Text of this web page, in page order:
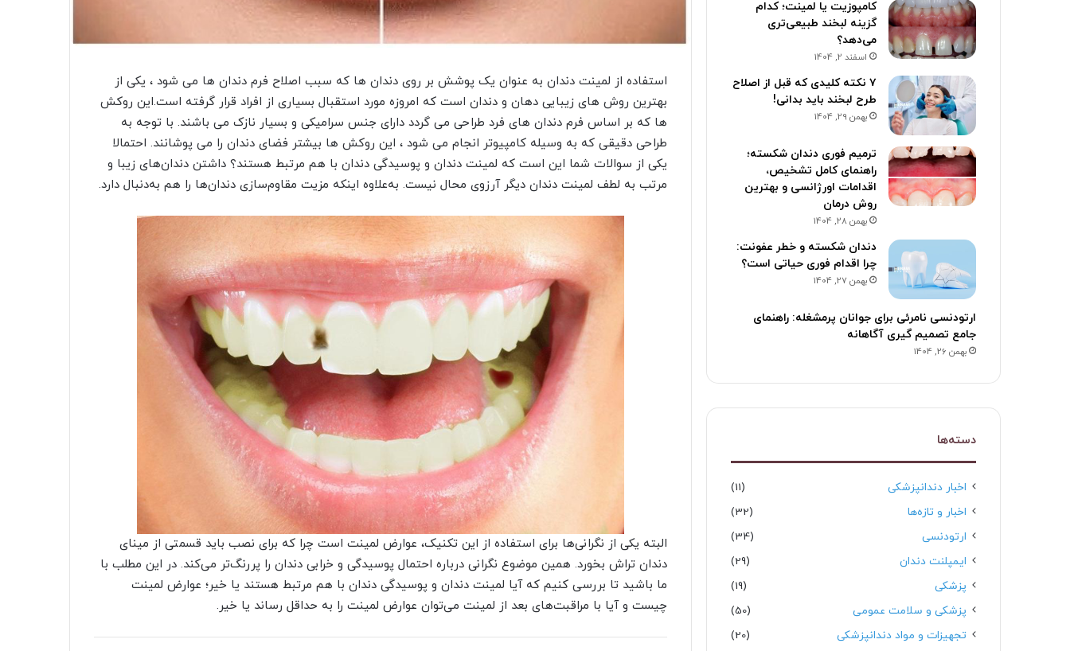
استفاده از لمینت دندان به عنوان یک پوشش بر روی دندان ها که سبب اصلاح فرم دندان ها می شود ، یکی از
بهترین روش های زیبایی دهان و دندان است که امروزه مورد استقبال بسیاری از افراد قرار گرفته است.این روکش
ها که بر اساس فرم دندان های فرد طراحی می گردد دارای جنس سرامیکی و بسیار نازک می باشند. با توجه به
طراحی دقیقی که به وسیله کامپیوتر انجام می شود ، این روکش ها بیشتر فضای دندان را می پوشانند. احتمالا
یکی از سوالات شما این است که لمینت دندان و پوسیدگی دندان با هم مرتبط هستند؟ داشتن دندان‌های زیبا و
مرتب به لطف لمینت دندان دیگر آرزوی محال نیست. به‌علاوه اینکه مزیت مقاوم‌سازی دندان‌ها را هم به‌دنبال دارد.
البته یکی از نگرانی‌ها برای استفاده از این تکنیک، عوارض لمینت است چرا که برای نصب باید قسمتی از مینای
دندان تراش بخورد. همین موضوع نگرانی درباره احتمال پوسیدگی و خرابی دندان را پررنگ‌تر می‌کند. در این مطلب با
ما باشید تا بررسی کنیم که آیا لمینت دندان و پوسیدگی دندان با هم مرتبط هستند یا خیر؛ عوارض لمینت
چیست و آیا با مراقبت‌های بعد از لمینت می‌توان عوارض لمینت را به حداقل رساند یا خیر.
کامپوزیت یا لمینت؛ کدام
گزینه لبخند طبیعی‌تری
می‌دهد؟
اسفند 2, 1404
۷ نکته کلیدی که قبل از اصلاح
طرح لبخند باید بدانی!
بهمن 29, 1404
ترمیم فوری دندان شکسته؛
راهنمای کامل تشخیص،
اقدامات اورژانسی و بهترین
روش درمان
بهمن 28, 1404
دندان شکسته و خطر عفونت:
چرا اقدام فوری حیاتی است؟
بهمن 27, 1404
ارتودنسی نامرئی برای جوانان پرمشغله: راهنمای
جامع تصمیم گیری آگاهانه
بهمن 26, 1404
دسته‌ها
اخبار دندانپزشکی
(11)
اخبار و تازه‌ها
(32)
ارتودنسی
(34)
ایمپلنت دندان
(29)
پزشکی
(19)
پزشکی و سلامت عمومی
(50)
تجهیزات و مواد دندانپزشکی
(20)